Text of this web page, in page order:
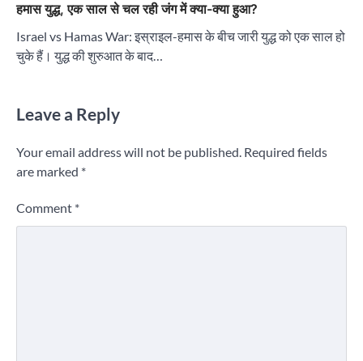
हमास युद्ध, एक साल से चल रही जंग में क्या-क्या हुआ?
Israel vs Hamas War: इस्राइल-हमास के बीच जारी युद्ध को एक साल हो
चुके हैं। युद्ध की शुरुआत के बाद…
Leave a Reply
Your email address will not be published. Required fields
are marked *
Comment *